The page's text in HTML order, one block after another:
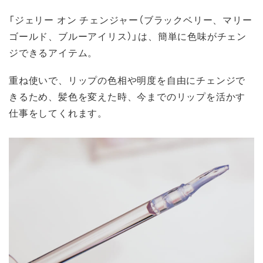
「ジェリー オン チェンジャー（ブラックベリー、マリー
ゴールド、ブルーアイリス）」は、簡単に色味がチェン
ジできるアイテム。
重ね使いで、リップの色相や明度を自由にチェンジで
きるため、髪色を変えた時、今までのリップを活かす
仕事をしてくれます。